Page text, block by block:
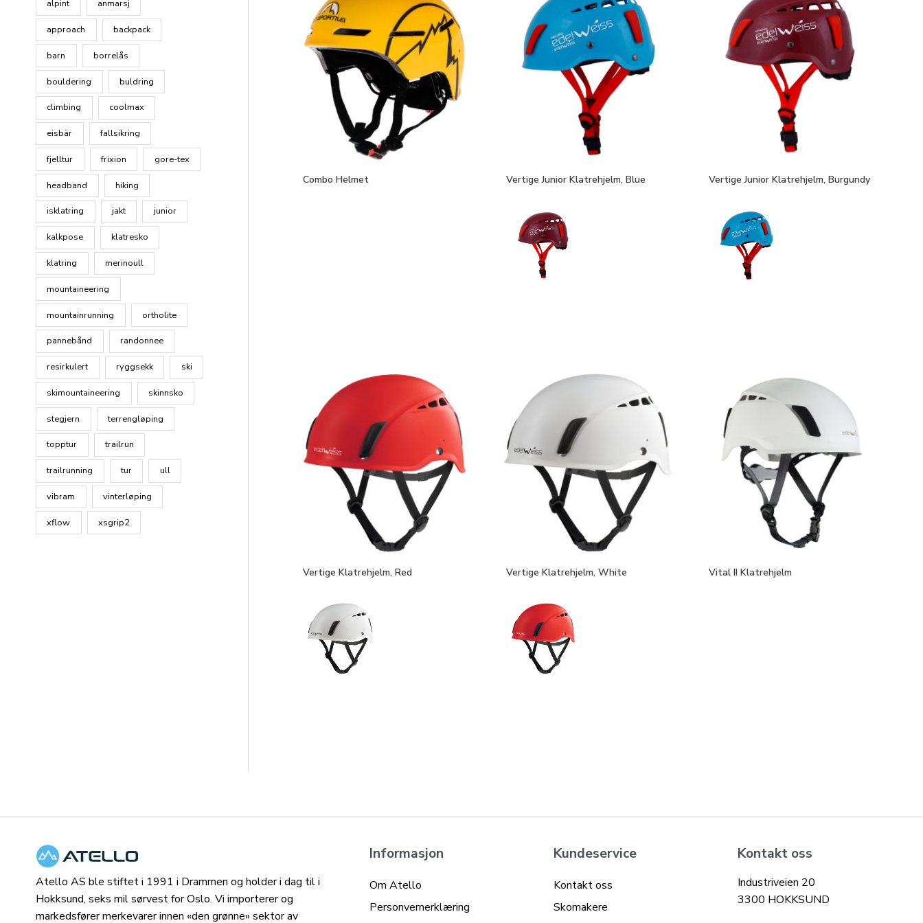
alpint anmarsj
approach backpack
barn borrelås
bouldering buldring
climbing coolmax
eisbär fallsikring
fjelltur frixion gore-tex
headband hiking
isklatring jakt junior
kalkpose klatresko
klatring merinoull
mountaineering
mountainrunning ortholite
pannebånd randonnee
resirkulert ryggsekk ski
skimountaineering skinnsko
stegjern terrengløping
topptur trailrun
trailrunning tur ull
vibram vinterløping
xflow xsgrip2
Combo Helmet Vertige Junior Klatrehjelm, Blue Vertige Junior Klatrehjelm, Burgundy
Vertige Klatrehjelm, Red Vertige Klatrehjelm, White Vital II Klatrehjelm
Atello AS ble stiftet i 1991 i Drammen og holder i dag til i
Hokksund, seks mil sørvest for Oslo. Vi importerer og
markedsfører merkevarer innen «den grønne» sektor av
Informasjon
Om Atello
Personvernerklæring
Kundeservice
Kontakt oss
Skomakere
Kontakt oss
Industriveien 20
3300 HOKKSUND